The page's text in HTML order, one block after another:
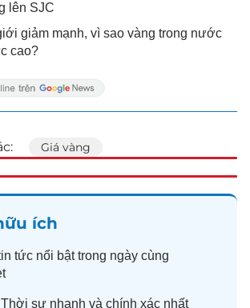
lên SJC
giảm mạnh, vì sao vàng trong nước
cao?
Giá vàng
ích
tức nổi bật trong ngày cùng
Thời sự nhanh và chính xác nhất